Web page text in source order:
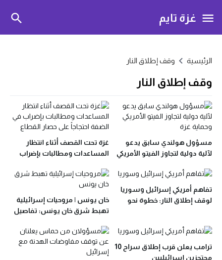
غزة تايم
الرئيسية وقف إطلاق النار
وقف إطلاق النار
مسؤول هولندي سابق يدعو
لآلية دولية لتجاوز الفيتو الأمريكي
غزة تحت القصف أثناء انتظار
المساعدات ومطالبات بإضراب
القطاع
تفاهم أمريكي إسرائيل وسوريا
لوقف إطلاق النار: خطوة نحو
خان يونس | مروحيات إسرائيلية
تهبط شرق خان يونس: تفاصيل
ترامب يعلن قرب إطلاق سراح 10
محتجزين إسرائيليين